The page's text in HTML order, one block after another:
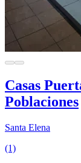
Casas
Poblaciones
Santa Elena
(1)